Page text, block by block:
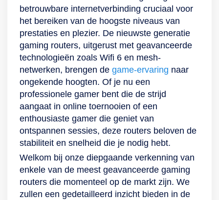
ROG Rapture
geschikt om een
mesh-netwerk te
creëren voor
efficiënte
bandbreedte in jouw
hele huis.
Beveiliging, toezicht
en meer Een van de
opvallende
kenmerken van de
ROG Rapture Gt-
gamingrouter is de
Game Accelerator-
functie, die
op al jouw
apparaten met de
Asus Rt-Ax82U.
Verbind heel
eenvoudig jouw pc,
telefoon of tablet. Of
jij nu wilt gamen,
streamen of
browsen, dankzij de
krachtige wifi 6-
connectiviteit doe je
het allemaal
router biedt een
breed scala aan
connectiviteitsopties,
presterend netwerk
en via de Ofdma
wordt de
gemiddelde
doorvoercapaciteit
verhoogd en de lag
verminderd. Geniet
van veilig gamen
door het
ingebouwde
beveiligingssysteem
TP-Link HomeCare,
accounts en
documenten
beschermt. De
aansluiten en
bedienen van de
router een fluitje
van een cent.
Daarnaast is de Rt-
Ax59U ingebouwd
met AiProtection
Pro, wat jouw
netwerk beschermt
tegen
cyberaanvallen.
Ook biedt dit als
mogelijkheid om
het internet gebruik
van jouw kinderen
router. Krachtige
wifidekking in jouw
hele huis Zorg voor
wifidekking in jouw
hele huis met de
TP-Link Archer
Axe75. Het
compacte, zwarte
apparaat heeft een
strak ontwerp dat
makkelijk wegvalt in
jouw interieur. De
moeiteloos
draadloos
verbinding, maar
betrouwbare internetverbinding cruciaal voor
het bereiken van de hoogste niveaus van
prestaties en plezier. De nieuwste generatie
gaming routers, uitgerust met geavanceerde
technologieën zoals Wifi 6 en mesh-
netwerken, brengen de game-ervaring naar
ongekende hoogten. Of je nu een
professionele gamer bent die de strijd
aangaat in online toernooien of een
enthousiaste gamer die geniet van
ontspannen sessies, deze routers beloven de
stabiliteit en snelheid die je nodig hebt.
Welkom bij onze diepgaande verkenning van
enkele van de meest geavanceerde gaming
routers die momenteel op de markt zijn. We
zullen een gedetailleerd inzicht bieden in de